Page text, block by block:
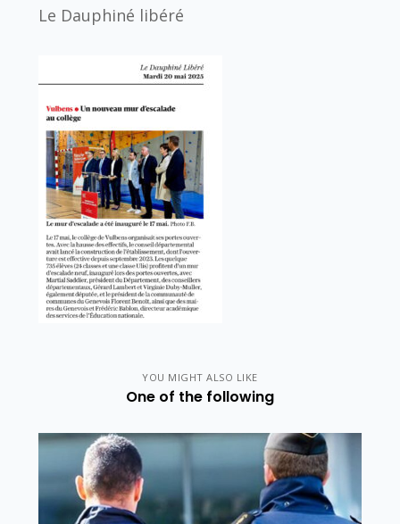
Le Dauphiné libéré
YOU MIGHT ALSO LIKE
One of the following